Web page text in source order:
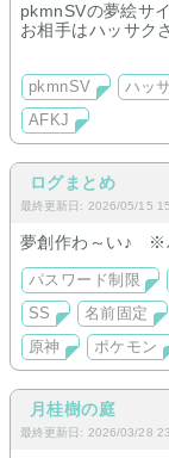
pkmnSVの夢絵サ
お相手はハッサク
pkmnSV ハッ
AFKJ
ログまとめ
最終更新日: 2026/05/15
夢創作わ～い♪ ※
パスワード制限
SS
名前固定
原神
ポケモン
月桂樹の庭
最終更新日: 2026/03/28